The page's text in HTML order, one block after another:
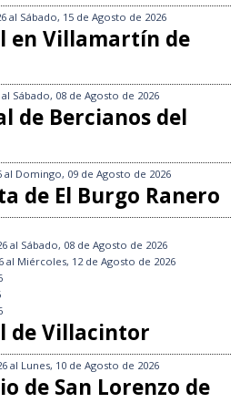
al Sábado, 15 de Agosto de 2026
en Villamartín de
al Sábado, 08 de Agosto de 2026
de Bercianos del
al Domingo, 09 de Agosto de 2026
de El Burgo Ranero
al Sábado, 08 de Agosto de 2026
al Miércoles, 12 de Agosto de 2026
de Villacintor
al Lunes, 10 de Agosto de 2026
de San Lorenzo de